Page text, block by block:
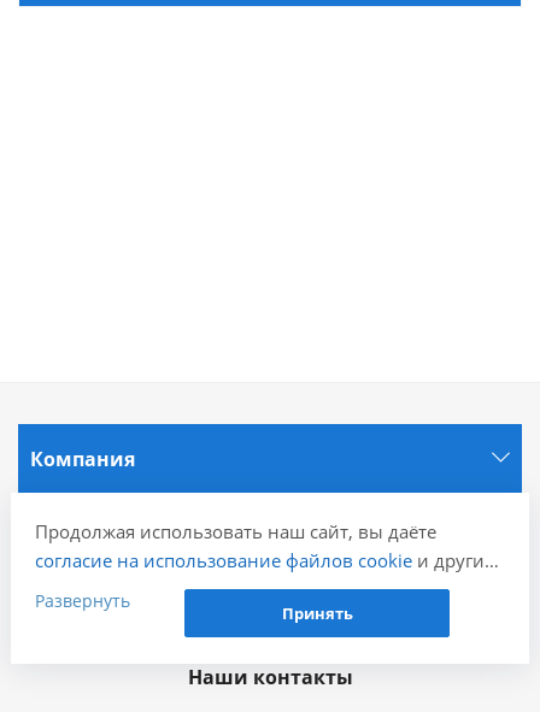
Компания
Информация
Города
Наши контакты
Продолжая использовать наш сайт, вы даёте
согласие на использование файлов cookieи других
пользовательских данных (включая IP-адрес,
сведения о местоположении, устройстве, действиях
проведения статистических исследований,
Развернуть
Принять